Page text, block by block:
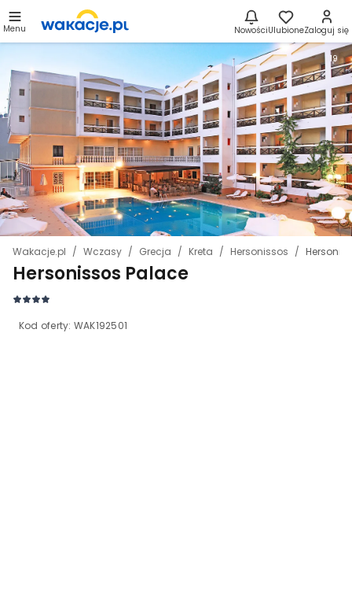
Menu NowościUlubioneZaloguj się
Wakacje.pl Wczasy Grecja Kreta Hersonissos
Hersonissos Palace
Kod oferty: WAK192501
19